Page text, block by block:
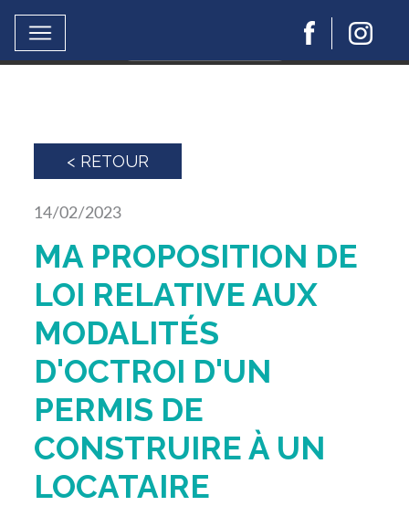
déposer un cookie à des fins de mesure d'audience..
< RETOUR
14/02/2023
MA PROPOSITION DE
LOI RELATIVE AUX
MODALITÉS
D'OCTROI D'UN
PERMIS DE
CONSTRUIRE À UN
LOCATAIRE